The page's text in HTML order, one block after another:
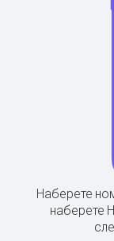
Наберете
наберете